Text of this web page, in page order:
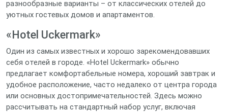
разнообразные варианты – от классических отелей до
уютных гостевых домов и апартаментов.
«Hotel Uckermark»
Один из самых известных и хорошо зарекомендовавших
себя отелей в городе. «Hotel Uckermark» обычно
предлагает комфортабельные номера, хороший завтрак и
удобное расположение, часто недалеко от центра города
или основных достопримечательностей. Здесь можно
рассчитывать на стандартный набор услуг, включая